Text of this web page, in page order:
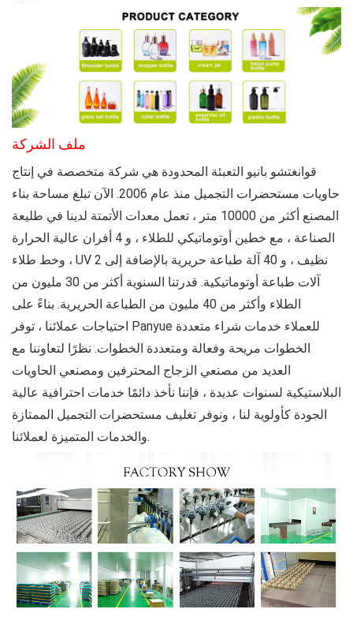
ملف الشركة
قوانغتشو بانيو التعبئة المحدودة هي شركة متخصصة في إنتاج
حاويات مستحضرات التجميل منذ عام 2006. الآن تبلغ مساحة بناء
المصنع أكثر من 10000 متر ، تعمل معدات الأتمتة لدينا في طليعة
الصناعة ، مع خطين أوتوماتيكي للطلاء ، و 4 أفران عالية الحرارة
، وخط طلاء UV نظيف ، و 40 آلة طباعة حريرية بالإضافة إلى 2
آلات طباعة أوتوماتيكية. قدرتنا السنوية أكثر من 30 مليون من
الطلاء وأكثر من 40 مليون من الطباعة الحريرية. بناءً على
احتياجات عملائنا ، توفر Panyue للعملاء خدمات شراء متعددة
الخطوات مريحة وفعالة ومتعددة الخطوات. نظرًا لتعاوننا مع
العديد من مصنعي الزجاج المحترفين ومصنعي الحاويات
البلاستيكية لسنوات عديدة ، فإننا نأخذ دائمًا خدمات احترافية عالية
الجودة كأولوية لنا ، ونوفر تغليف مستحضرات التجميل الممتازة
والخدمات المتميزة لعملائنا.